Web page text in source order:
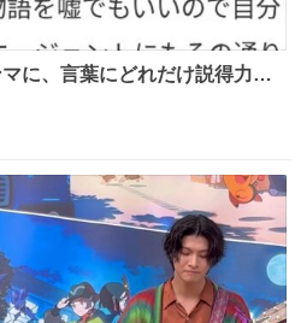
に、言葉にどれだけ説得力を
が本当だと信じないと相手も
存在しない記憶作り出してた